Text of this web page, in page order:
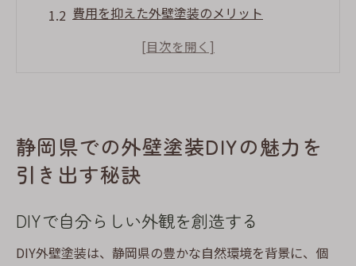
費用を抑えた外壁塗装のメリット
静岡の自然に調和するデザインアイデア
家族と楽しむ共同作業の魅力
初心者でも安心静岡県での外壁塗装DIYガイド
安全に作業を進めるための注意点
初めての人に最適な塗料と道具の選び方
静岡県での外壁塗装DIYの魅力を
引き出す秘訣
DIYで自分らしい外観を創造する
DIY外壁塗装は、静岡県の豊かな自然環境を背景に、個